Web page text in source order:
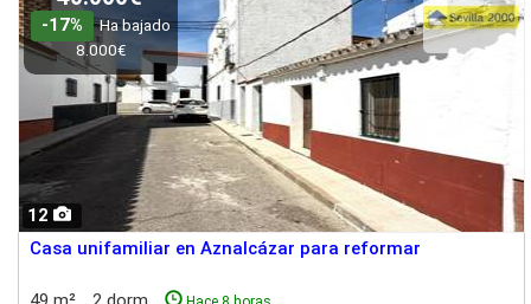
12
-17%
Ha bajado
8.000€
Casa unifamiliar en Aznalcázar para reformar